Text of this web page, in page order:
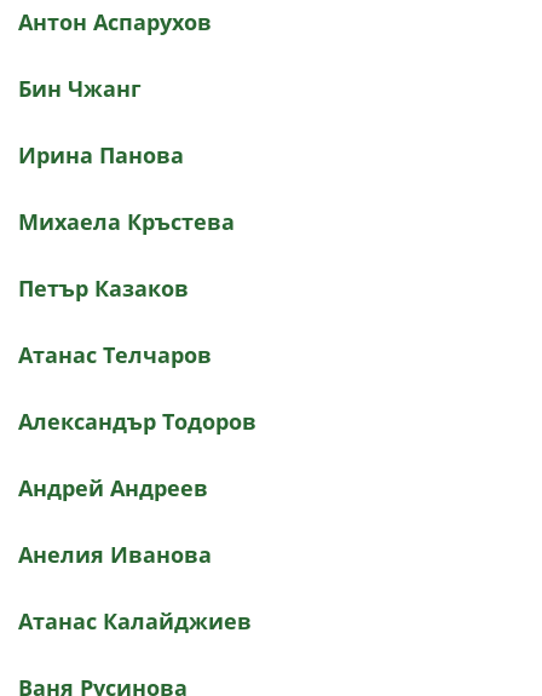
Антон Аспарухов
Бин Чжанг
Ирина Панова
Михаела Кръстева
Петър Казаков
Атанас Телчаров
Александър Тодоров
Андрей Андреев
Анелия Иванова
Атанас Калайджиев
Ваня Русинова